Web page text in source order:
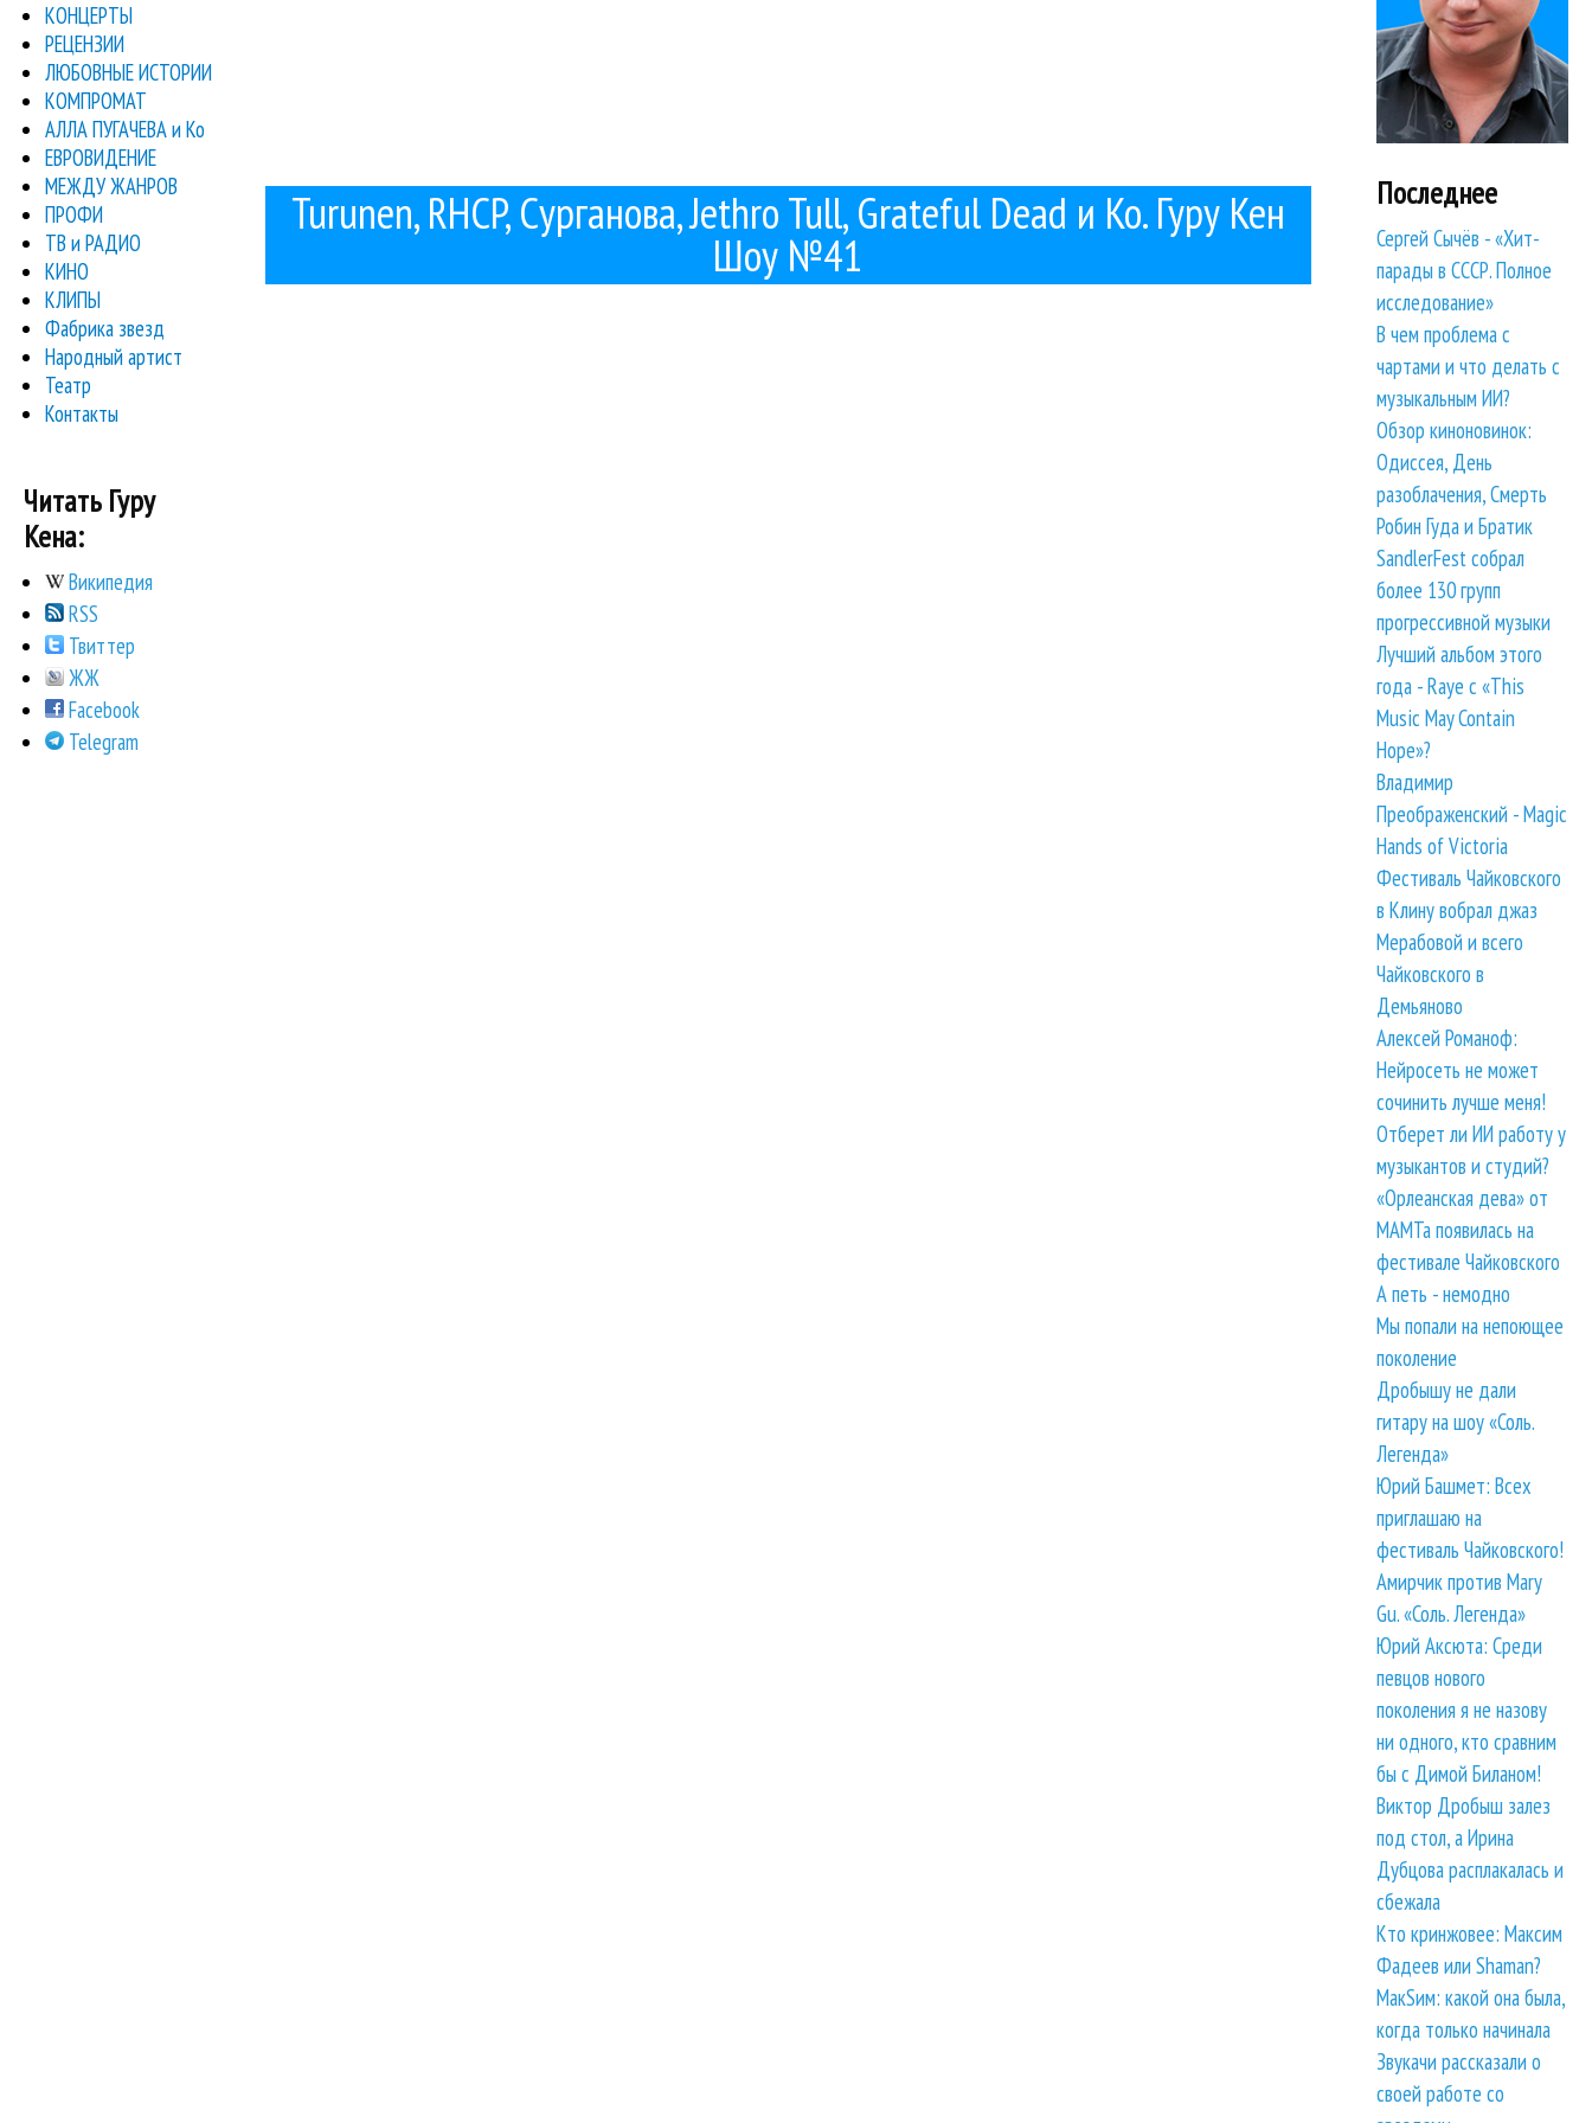
Turunen, RHCP, Сурганова, Jethro Tull, Grateful Dead и Ко. Гуру Кен
Шоу №41
КОНЦЕРТЫ
РЕЦЕНЗИИ
ЛЮБОВНЫЕ ИСТОРИИ
КОМПРОМАТ
АЛЛА ПУГАЧЕВА и Ко
ЕВРОВИДЕНИЕ
МЕЖДУ ЖАНРОВ
ПРОФИ
ТВ и РАДИО
КИНО
КЛИПЫ
Фабрика звезд
Народный артист
Театр
Контакты
Читать Гуру
Кена:
Википедия
RSS
Твиттер
ЖЖ
Facebook
Telegram
Последнее
Сергей Сычёв - «Хит-
парады в СССР. Полное
исследование»
В чем проблема с
чартами и что делать с
музыкальным ИИ?
Обзор киноновинок:
Одиссея, День
разоблачения, Смерть
Робин Гуда и Братик
SandlerFest собрал
более 130 групп
прогрессивной музыки
Лучший альбом этого
года - Raye с «This
Music May Contain
Hope»?
Владимир
Преображенский - Magic
Hands of Victoria
Фестиваль Чайковского
в Клину вобрал джаз
Мерабовой и всего
Чайковского в
Демьяново
Алексей Романоф:
Нейросеть не может
сочинить лучше меня!
Отберет ли ИИ работу у
музыкантов и студий?
«Орлеанская дева» от
МАМТа появилась на
фестивале Чайковского
А петь - немодно
Мы попали на непоющее
поколение
Дробышу не дали
гитару на шоу «Соль.
Легенда»
Юрий Башмет: Всех
приглашаю на
фестиваль Чайковского!
Амирчик против Mary
Gu. «Соль. Легенда»
Юрий Аксюта: Среди
певцов нового
поколения я не назову
ни одного, кто сравним
бы с Димой Биланом!
Виктор Дробыш залез
под стол, а Ирина
Дубцова расплакалась и
сбежала
Кто кринжовее: Максим
Фадеев или Shaman?
МакSим: какой она была,
когда только начинала
Звукачи рассказали о
своей работе со